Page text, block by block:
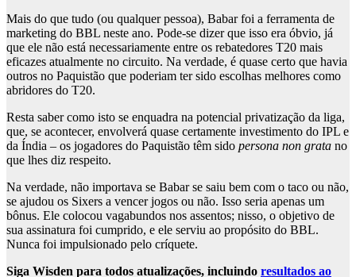
Mais do que tudo (ou qualquer pessoa), Babar foi a ferramenta de
marketing do BBL neste ano. Pode-se dizer que isso era óbvio, já
que ele não está necessariamente entre os rebatedores T20 mais
eficazes atualmente no circuito. Na verdade, é quase certo que havia
outros no Paquistão que poderiam ter sido escolhas melhores como
abridores do T20.
Resta saber como isto se enquadra na potencial privatização da liga,
que, se acontecer, envolverá quase certamente investimento do IPL e
da Índia – os jogadores do Paquistão têm sido persona non grata no
que lhes diz respeito.
Na verdade, não importava se Babar se saiu bem com o taco ou não,
se ajudou os Sixers a vencer jogos ou não. Isso seria apenas um
bônus. Ele colocou vagabundos nos assentos; nisso, o objetivo de
sua assinatura foi cumprido, e ele serviu ao propósito do BBL.
Nunca foi impulsionado pelo críquete.
Siga Wisden para todos atualizações, incluindo resultados ao